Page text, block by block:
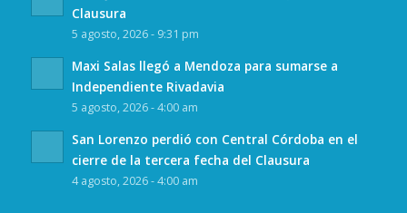
Clausura
5 agosto, 2026 - 9:31 pm
Maxi Salas llegó a Mendoza para sumarse a
Independiente Rivadavia
5 agosto, 2026 - 4:00 am
San Lorenzo perdió con Central Córdoba en el
cierre de la tercera fecha del Clausura
4 agosto, 2026 - 4:00 am